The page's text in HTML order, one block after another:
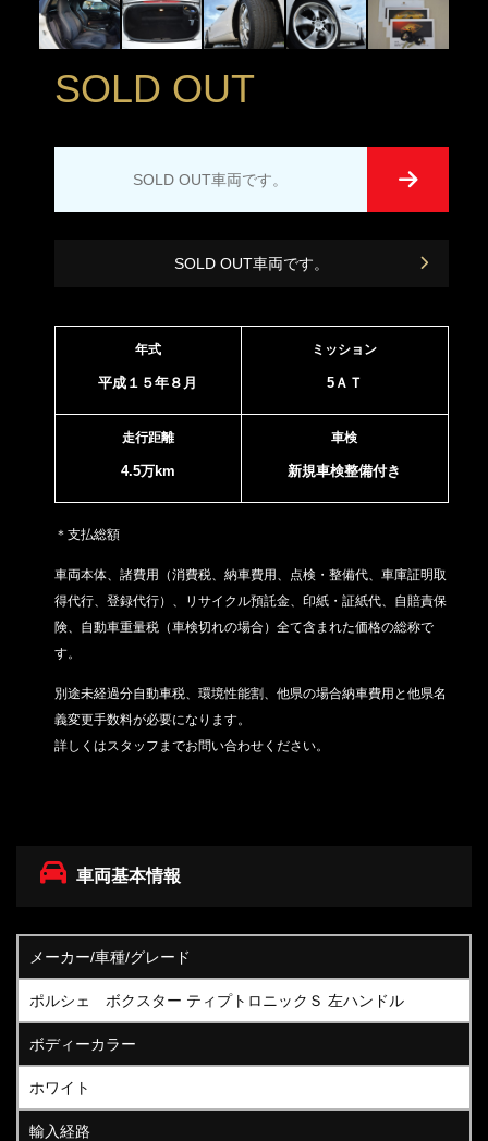
SOLD OUT
SOLD OUT車両です。
SOLD OUT車両です。
年式
平成１５年８月
ミッション
5ＡＴ
走行距離
4.5万km
車検
新規車検整備付き
＊支払総額
車両本体、諸費用（消費税、納車費用、点検・整備代、車庫証明取
得代行、登録代行）、リサイクル預託金、印紙・証紙代、 自賠責保
険、自動車重量税（車検切れの場合） 全て含まれた価格の総称で
す。
別途未経過分自動車税、環境性能割、他県の場合納車費用と他県名
義変更手数料が必要になります。
詳しくはスタッフまでお問い合わせください。
車両基本情報
メーカー/車種/グレード
ポルシェ ボクスター ティプトロニックＳ 左ハンドル
ボディーカラー
ホワイト
輸入経路